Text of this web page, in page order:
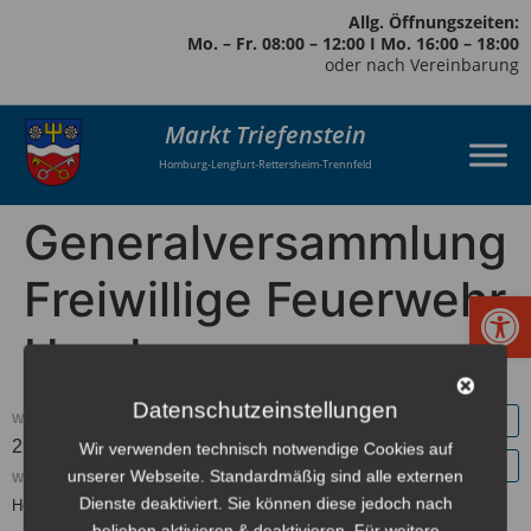
Allg. Öffnungszeiten:
Mo. – Fr. 08:00 – 12:00 I Mo. 16:00 – 18:00
oder nach Vereinbarung
Markt Triefenstein
Homburg-Lengfurt-Rettersheim-Trennfeld
Generalversammlung
Freiwillige Feuerwehr
Homburg
WANN:
21. März 2021 um 10:00Europe/Berlin Zeitzone
WO:
Homburg Feuerwehrhaus
Datenschutzeinstellungen
Wir verwenden technisch notwendige Cookies auf
unserer Webseite. Standardmäßig sind alle externen
Dienste deaktiviert. Sie können diese jedoch nach